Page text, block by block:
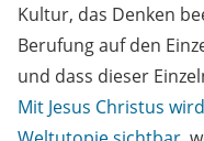
Kultur, das Denken
Berufung auf den
und dass dieser
Mit Jesus Christus